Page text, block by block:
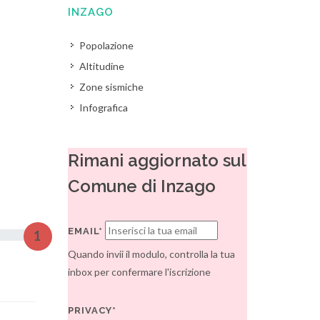
1
INZAGO
Popolazione
Altitudine
Zone sismiche
Infografica
Rimani aggiornato sul
Comune di Inzago
EMAIL*
Quando invii il modulo, controlla la tua
inbox per confermare l'iscrizione
PRIVACY*